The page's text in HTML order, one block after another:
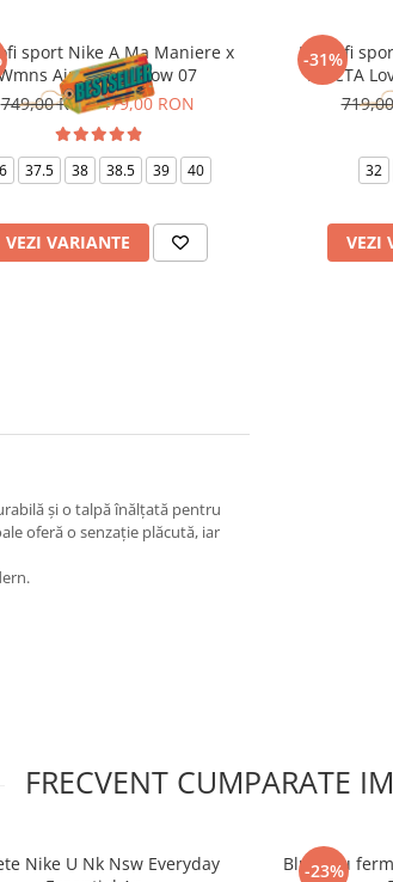
sport Nike A Ma Maniere x
Air Force 1 Low 07
749,00 RON479,00 RON
37.5 38 38.5 39 40
VEZI VARIANTE
-31%
Pantofi
NOCTA
32
VEZI
și o talpă înălțată pentru
oferă o senzație plăcută, iar
FRECVENT CUMPARATE
Nike U Nk Nsw Everyday
-23%
Bluza cu